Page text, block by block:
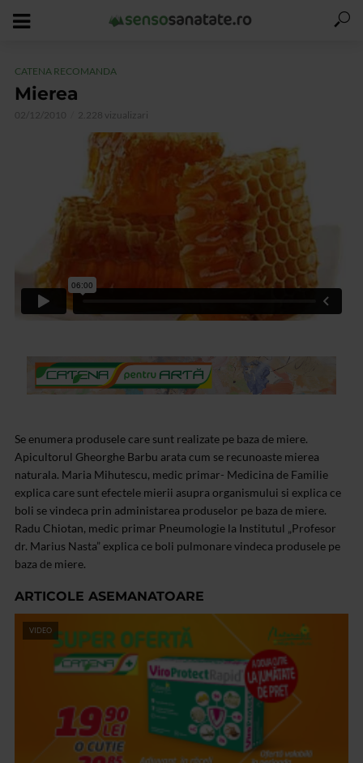
CATENA RECOMANDA
Mierea
02/12/2010 2.228 vizualizari
Se enumera produsele care sunt realizate pe baza de miere.
Apicultorul Gheorghe Barbu arata cum se recunoaste mierea
naturala. Maria Mihutescu, medic primar- Medicina de Familie
explica care sunt efectele mierii asupra organismului si explica ce
boli se vindeca prin administarea produselor pe baza de miere.
Radu Chiotan, medic primar Pneumologie la Institutul „Profesor
dr. Marius Nasta” explica ce boli pulmonare vindeca produsele pe
baza de miere.
ARTICOLE ASEMANATOARE
VIDEO